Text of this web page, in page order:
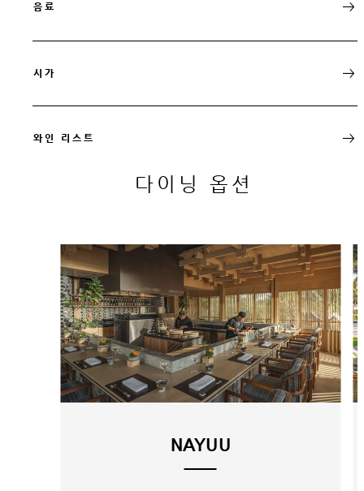
음료
시가
와인 리스트
다이닝 옵션
NAYUU